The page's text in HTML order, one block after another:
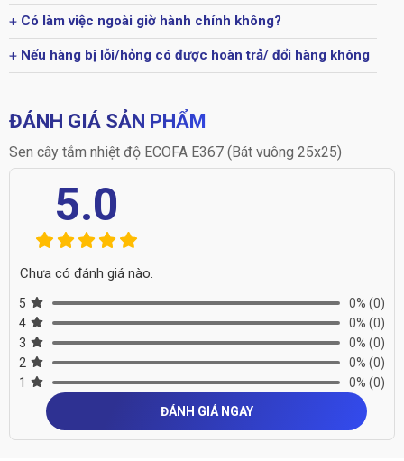
Có làm việc ngoài giờ hành chính không?
Nếu hàng bị lỗi/hỏng có được hoàn trả/ đổi hàng không
ĐÁNH GIÁ SẢN PHẨM
Sen cây tắm nhiệt độ ECOFA E367 (Bát vuông 25x25)
5.0
Chưa có đánh giá nào.
5 0% (0)
4
0% (0)
3
0% (0)
2
0% (0)
1
0% (0)
ĐÁNH GIÁ NGAY